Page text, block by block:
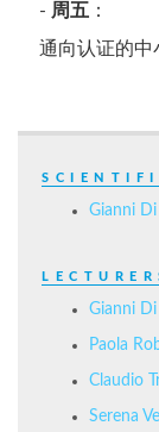
- 周五
：
通向认证的中
Gianni Di
Gianni Di
Paola
Claudio
Serena